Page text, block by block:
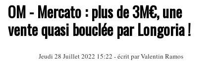
OM - Mercato : plus de 3M€, une
vente quasi bouclée par Longoria !
Jeudi 28 Juillet 2022 15:22 - écrit parValentin Ramos